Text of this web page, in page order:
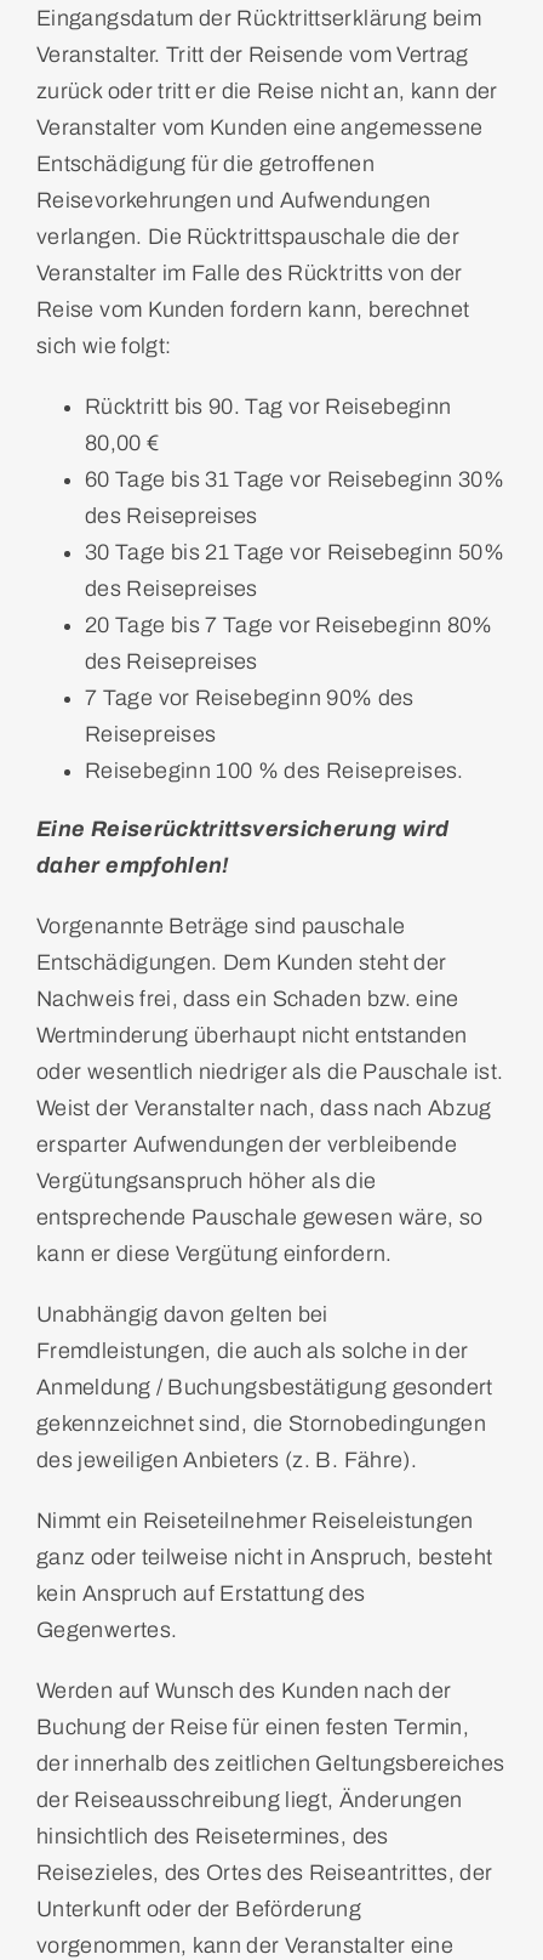
Eingangsdatum der Rücktrittserklärung beim
Veranstalter. Tritt der Reisende vom Vertrag
zurück oder tritt er die Reise nicht an, kann der
Veranstalter vom Kunden eine angemessene
Entschädigung für die getroffenen
Reisevorkehrungen und Aufwendungen
verlangen. Die Rücktrittspauschale die der
Veranstalter im Falle des Rücktritts von der
Reise vom Kunden fordern kann, berechnet
sich wie folgt:
Rücktritt bis 90. Tag vor Reisebeginn
80,00 €
60 Tage bis 31 Tage vor Reisebeginn 30%
des Reisepreises
30 Tage bis 21 Tage vor Reisebeginn 50%
des Reisepreises
20 Tage bis 7 Tage vor Reisebeginn 80%
des Reisepreises
7 Tage vor Reisebeginn 90% des
Reisepreises
Reisebeginn 100 % des Reisepreises.
Eine Reiserücktrittsversicherung wird
daher empfohlen!
Vorgenannte Beträge sind pauschale
Entschädigungen. Dem Kunden steht der
Nachweis frei, dass ein Schaden bzw. eine
Wertminderung überhaupt nicht entstanden
oder wesentlich niedriger als die Pauschale ist.
Weist der Veranstalter nach, dass nach Abzug
ersparter Aufwendungen der verbleibende
Vergütungsanspruch höher als die
entsprechende Pauschale gewesen wäre, so
kann er diese Vergütung einfordern.
Unabhängig davon gelten bei
Fremdleistungen, die auch als solche in der
Anmeldung / Buchungsbestätigung gesondert
gekennzeichnet sind, die Stornobedingungen
des jeweiligen Anbieters (z. B. Fähre).
Nimmt ein Reiseteilnehmer Reiseleistungen
ganz oder teilweise nicht in Anspruch, besteht
kein Anspruch auf Erstattung des
Gegenwertes.
Werden auf Wunsch des Kunden nach der
Buchung der Reise für einen festen Termin,
der innerhalb des zeitlichen Geltungsbereiches
der Reiseausschreibung liegt, Änderungen
hinsichtlich des Reisetermines, des
Reisezieles, des Ortes des Reiseantrittes, der
Unterkunft oder der Beförderung
vorgenommen, kann der Veranstalter eine